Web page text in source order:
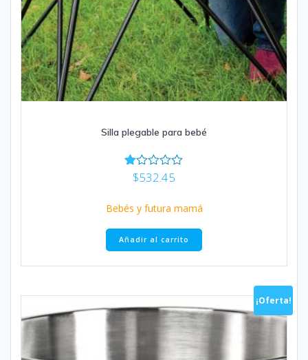
Silla plegable para bebé
Va
o
n
1.
00
de
$532.45
Bebés y futura mamá
Añadir al carrito
¡Oferta!